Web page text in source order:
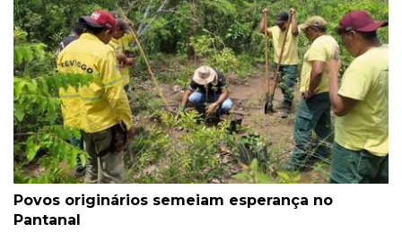
Povos originários semeiam esperança no
Pantanal